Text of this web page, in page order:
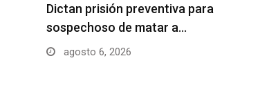
Dictan prisión preventiva para
sospechoso de matar a…
agosto 6, 2026